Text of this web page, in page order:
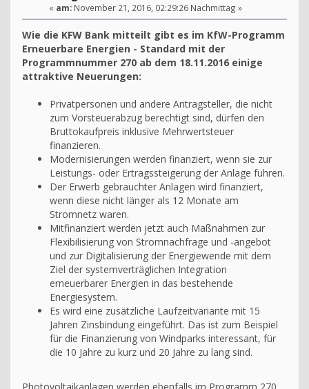
« am: November 21, 2016, 02:29:26 Nachmittag »
Wie die KFW Bank mitteilt gibt es im KfW-Programm
Erneuerbare Energien - Standard mit der
Programmnummer 270 ab dem 18.11.2016 einige
attraktive Neuerungen:
Privatpersonen und andere Antragsteller, die nicht
zum Vorsteuerabzug berechtigt sind, dürfen den
Bruttokaufpreis inklusive Mehrwertsteuer
finanzieren.
Modernisierungen werden finanziert, wenn sie zur
Leistungs- oder Ertragssteigerung der Anlage führen.
Der Erwerb gebrauchter Anlagen wird finanziert,
wenn diese nicht länger als 12 Monate am
Stromnetz waren.
Mitfinanziert werden jetzt auch Maßnahmen zur
Flexibilisierung von Stromnachfrage und -angebot
und zur Digitalisierung der Energiewende mit dem
Ziel der systemverträglichen Integration
erneuerbarer Energien in das bestehende
Energiesystem.
Es wird eine zusätzliche Laufzeitvariante mit 15
Jahren Zinsbindung eingeführt. Das ist zum Beispiel
für die Finanzierung von Windparks interessant, für
die 10 Jahre zu kurz und 20 Jahre zu lang sind.